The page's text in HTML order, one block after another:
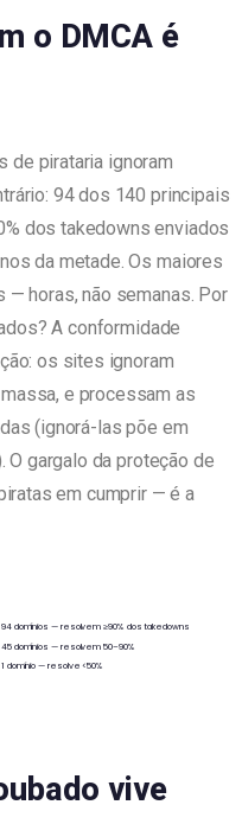
o DMCA é
de pirataria ignoram
94 dos 140 principais
dos takedowns enviados
da metade. Os maiores
horas, não semanas. Por
A conformidade
os sites ignoram
e processam as
(ignorá-las põe em
gargalo da proteção de
em cumprir — é a
94 domínios — resolvem ≥90% dos takedowns
45 domínios — resolvem 50–90%
1 domínio — resolve <50%
vive